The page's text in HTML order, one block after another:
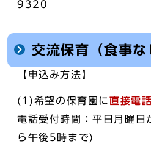
9320
交流保育（食事な
【申込み方法】
(1)希望の保育園に 直接電話
電話受付時間：平日月曜
ら午後5時まで)